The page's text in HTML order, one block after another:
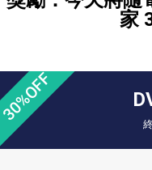
藍光拷貝
家